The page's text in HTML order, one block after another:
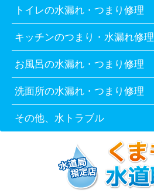
トイレの水漏れ・つまり修理
キッチンのつまり・水漏れ修理
お風呂の水漏れ・つまり修理
洗面所の水漏れ・つまり修理
その他、水トラブル